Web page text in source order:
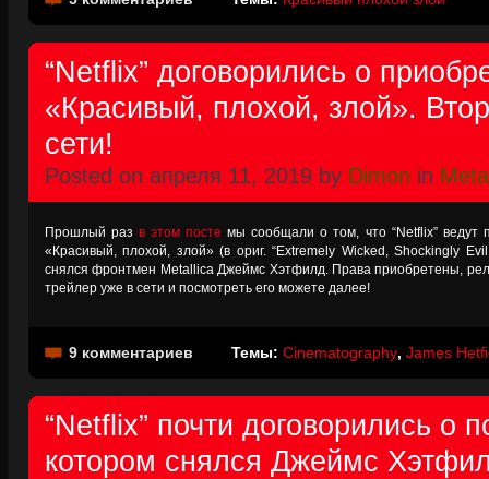
“Netflix” договорились о
«Красивый, плохой, злой».
сети!
Posted on апреля 11, 2019 by Dimon in
Прошлый разв этом посте мы сообщали о том, что “Netflix” ведут
«Красивый, плохой, злой» (в ориг. “Extremely Wicked, Shockingly
снялся фронтмен Metallica Джеймс Хэтфилд. Права приобретены,
трейлер уже в сети и посмотреть его можете далее!
9 комментариев Темы: Cinematography, James
“Netflix” почти договорились о
котором снялся Джеймс